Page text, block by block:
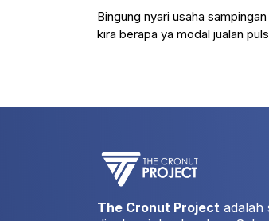
Bingung nyari usaha
kira berapa ya modal jualan
The Cronut Project adalah